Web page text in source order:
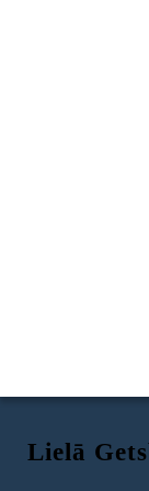
Lielā